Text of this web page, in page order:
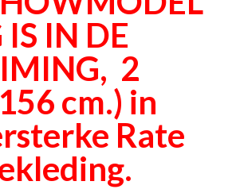
IS IN DE
2
cm.) in
Rate